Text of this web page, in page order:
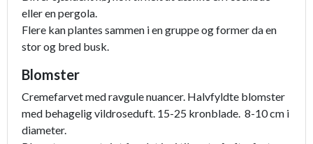
eller en pergola.
Flere kan plantes sammen i en gruppe og former da en
stor og bred busk.
Blomster
Cremefarvet med ravgule nuancer. Halvfyldte blomster
med behagelig vildroseduft. 15-25 kronblade. 8-10 cm i
diameter.